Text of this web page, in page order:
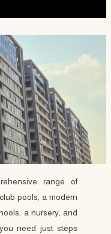
range of
pools, a modern
a nursery, and
need just steps